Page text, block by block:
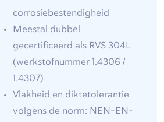
corrosiebestendigheid
Meestal dubbel
gecertificeerd als RVS 304L
(werkstofnummer 1.4306 /
1.4307)
Vlakheid en diktetolerantie
volgens de norm: NEN-EN-